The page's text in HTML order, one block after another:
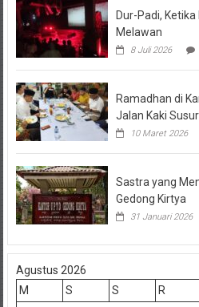
Dur-Padi, Ketika
Melawan
8 Juli 2026
Ramadhan di
Jalan Kaki
10 Maret 2026
Sastra yang
Gedong Kirtya
31 Januari 2026
Agustus 2026
M
S S R